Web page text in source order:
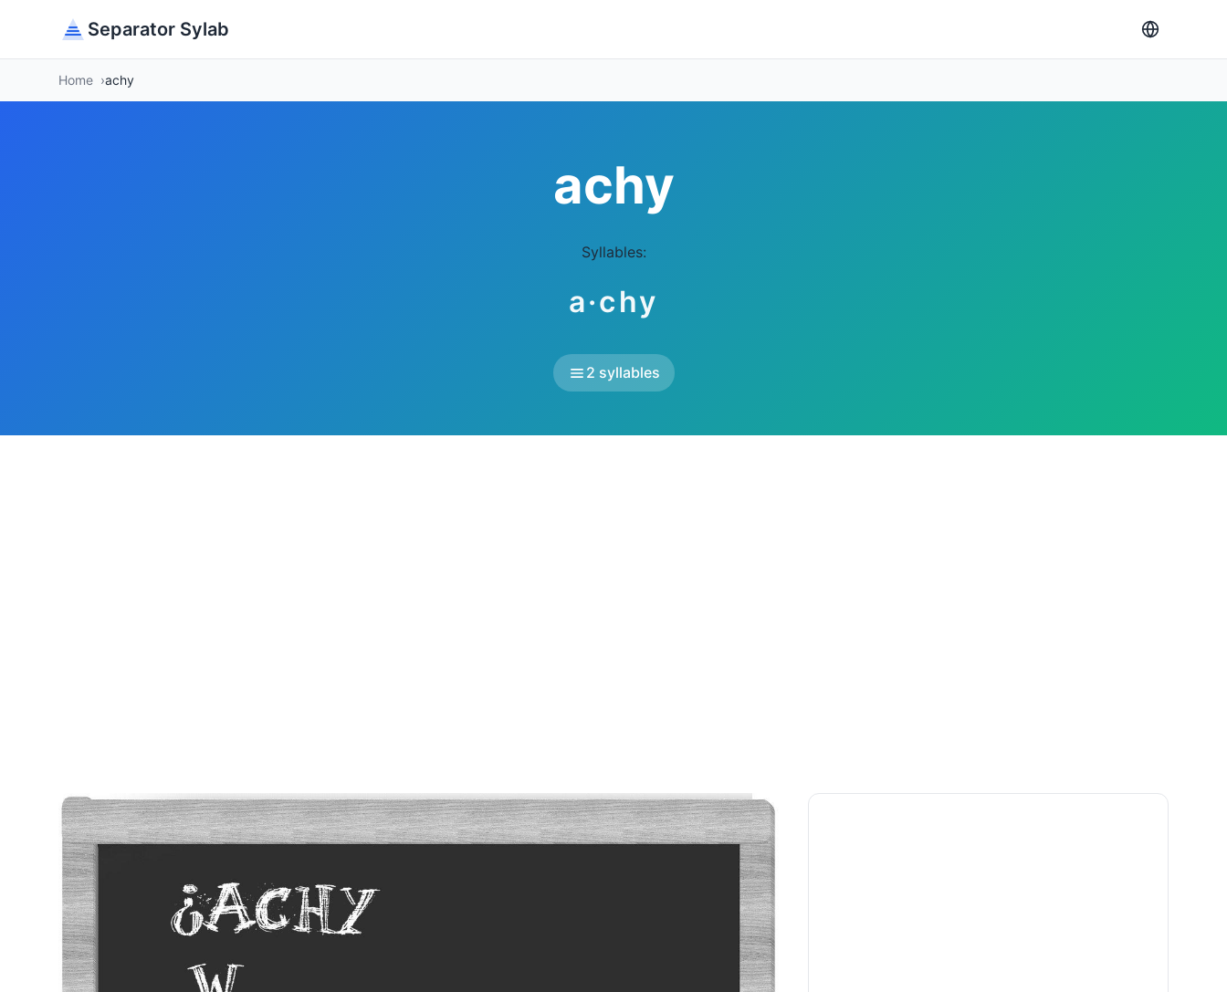
Separator Sylab
Home achy
achy
Syllables:
a·chy
2 syllables